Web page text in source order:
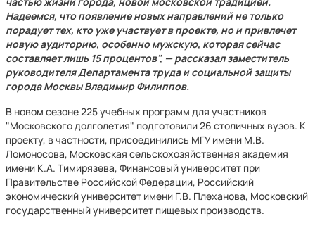
Надеемся, что появление новых направлений не только
порадует тех, кто уже участвует в проекте, но и привлечет
новую аудиторию, особенно мужскую, которая сейчас
составляет лишь 15 процентов", — рассказал заместитель
руководителя Департамента труда и социальной защиты
города Москвы Владимир Филиппов.
В новом сезоне 225 учебных программ для участников
"Московского долголетия" подготовили 26 столичных вузов. К
проекту, в частности, присоединились МГУ имени М.В.
Ломоносова, Московская сельскохозяйственная академия
имени К.А. Тимирязева, Финансовый университет при
Правительстве Российской Федерации, Российский
экономический университет имени Г.В. Плеханова, Московский
государственный университет пищевых производств.